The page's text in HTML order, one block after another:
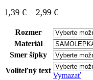
1,39 € – 2,99 €Price
1,39 €
through
2,99 €
Rozmer
Materiál
Smer šípky
Voliteľný text
Vymazať